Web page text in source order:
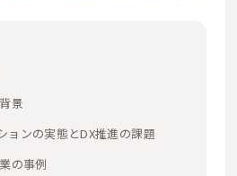
景
ョンの実態とDX推進の課題
の事例